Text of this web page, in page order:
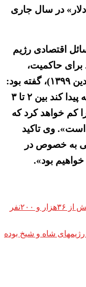
سقف «۳۰ میلیارد دلار» در سال جاری
اقتصادی رژیم
برای حاکمیت،
(سایت حکومتی کارگزاران ۱۷ فروردین ۱۳۹۹)، گفته بود:
«اگر این بحران تا اردیبهشت ۹۹ ادامه پیدا کند بین ۲ تا ۳
کم خواهد کرد که
میلیارد دلار است». وی تاکید
به خصوص در
بود».
آمار جانگداز قربانیان کرونا در ۳۰۱شهر بیش از ۳۶هزار و ۲۰۰نفر
شاه و شیخ بوده